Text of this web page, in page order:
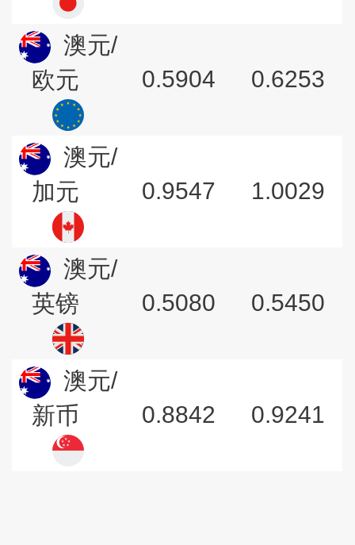
澳元/
欧元
0.5904 0.6253
澳元/
加元
0.9547 1.0029
澳元/
英镑
0.5080 0.5450
澳元/
新币
0.8842 0.9241